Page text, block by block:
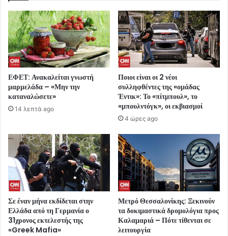
ΕΦΕΤ: Ανακαλείται γνωστή
μαρμελάδα – «Μην την
καταναλώσετε»
14 λεπτά ago
Ποιοι είναι οι 2 νέοι
συλληφθέντες της «ομάδας
Έντικ»: Το «πίτμπουλ», το
«μπουλντόγκ», οι εκβιασμοί
4 ώρες ago
Σε έναν μήνα εκδίδεται στην
Ελλάδα από τη Γερμανία ο
31χρονος εκτελεστής της
«Greek Mafia»
Μετρό Θεσσαλονίκης: Ξεκινούν
τα δοκιμαστικά δρομολόγια προς
Καλαμαριά – Πότε τίθενται σε
λειτουργία